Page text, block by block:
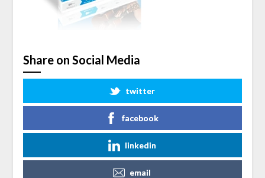
Share on Social Media
twitter
facebook
linkedin
email